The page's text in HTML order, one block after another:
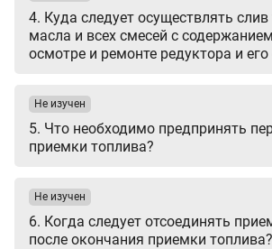
4. Куда следует осуществлять слив
масла и всех смесей с
осмотре и ремонте редуктора и его
5. Что необходимо предпринять
приемки топлива?
Не изучен
6. Когда следует отсоединять
после окончания приемки топлива?
Не изучен